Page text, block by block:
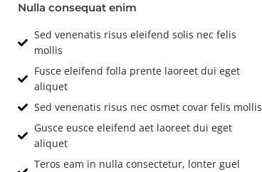
Nulla consequat enim
Sed venenatis risus eleifend solis nec felis
mollis
Fusce eleifend folla prente laoreet dui eget
aliquet
Sed venenatis risus nec osmet covar felis mollis
Gusce eusce eleifend aet laoreet dui eget
aliquet
Teros eam in nulla consectetur, lonter guel